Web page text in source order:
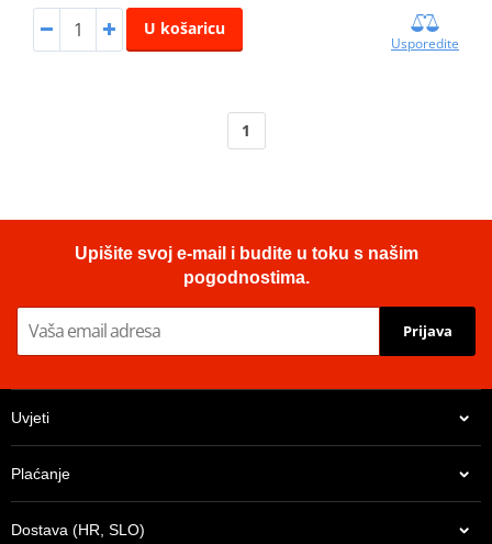
U košaricu
Usporedite
1
Upišite svoj e-mail i budite u toku s našim
pogodnostima.
Prijava
Uvjeti
Plaćanje
Dostava (HR, SLO)